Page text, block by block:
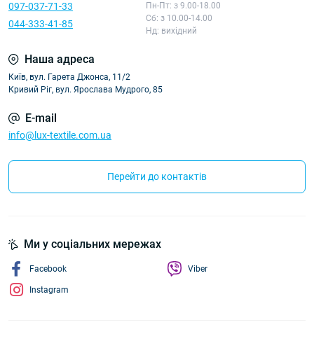
097-037-71-33
044-333-41-85
Пн-Пт: з 9.00-18.00
Сб: з 10.00-14.00
Нд: вихідний
Наша адреса
Київ, вул. Гарета Джонса, 11/2
Кривий Ріг, вул. Ярослава Мудрого, 85
E-mail
info@lux-textile.com.ua
Перейти до контактів
Ми у соціальних мережах
Facebook
Instagram
Viber